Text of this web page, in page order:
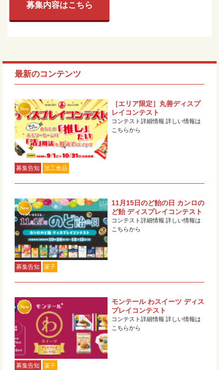
募集内容はこちら
最新のコンテンツ
募集告知 加工食品
［エリア限定］丸善ディスプ
レイコンテスト
コンテスト詳細情報 詳しい情報は
こちらから
募集告知 菓子
11月15日のど飴の日 カンロの
ど飴 ディスプレイコンテスト
コンテスト詳細情報 詳しい情報は
こちらから
募集告知 菓子
モンテール わスイーツ ディス
プレイコンテスト
コンテスト詳細情報 詳しい情報は
こちらから